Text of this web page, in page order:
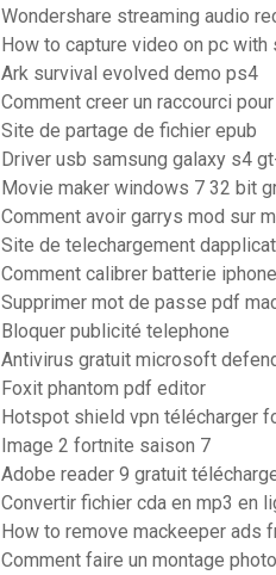
Wondershare streaming audio
How to capture video on pc with
Ark survival evolved demo ps4
Comment creer un raccourci
Site de partage de fichier epub
Driver usb samsung galaxy s4
Movie maker windows 7 32 bit
Comment avoir garrys mod sur
Site de telechargement
Comment calibrer batterie
Supprimer mot de passe pdf
Bloquer publicité telephone
Antivirus gratuit microsoft
Foxit phantom pdf editor
Hotspot shield vpn télécharger
Image 2 fortnite saison 7
Adobe reader 9 gratuit
Convertir fichier cda en mp3 en
How to remove mackeeper ads
Comment faire un montage